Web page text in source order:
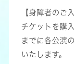
【身障者のご
チケットを購
までに各公演
いたします。